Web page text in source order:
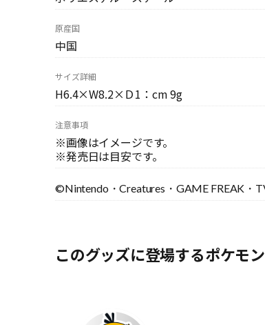
原産国
中国
サイズ詳細
H6.4×W8.2×Ｄ1：cm 9g
注意事項
※画像はイメージです。
※発売日は目安です。
©Nintendo・Creatures・GAME FREAK・
このグッズに登場するポケモン